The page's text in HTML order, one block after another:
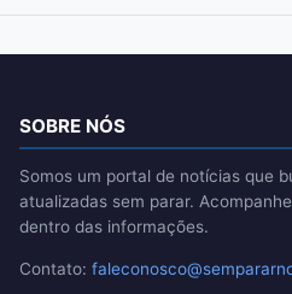
SOBRE NÓS
Somos um portal de notícias que
atualizadas sem parar.
dentro das informações.
Contato: